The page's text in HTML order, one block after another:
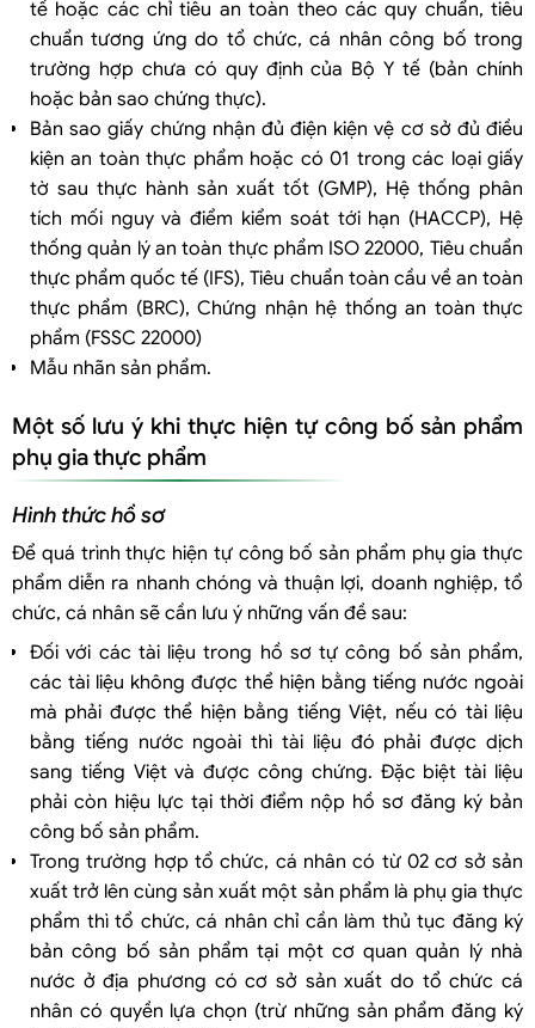
tế hoặc các chỉ tiêu an toàn theo các quy chuẩn, tiêu
chuẩn tương ứng do tổ chức, cá nhân công bố trong
trường hợp chưa có quy định của Bộ Y tế (bản chính
hoặc bản sao chứng thực).
Bản sao giấy chứng nhận đủ điện kiện vệ cơ sở đủ điều
kiện an toàn thực phẩm hoặc có 01 trong các loại giấy
tờ sau thực hành sản xuất tốt (GMP), Hệ thống phân
tích mối nguy và điểm kiểm soát tới hạn (HACCP), Hệ
thống quản lý an toàn thực phẩm ISO 22000, Tiêu chuẩn
thực phẩm quốc tế (IFS), Tiêu chuẩn toàn cầu về an toàn
thực phẩm (BRC), Chứng nhận hệ thống an toàn thực
phẩm (FSSC 22000)
Mẫu nhãn sản phẩm.
Một số lưu ý khi thực hiện tự công bố sản phẩm
phụ gia thực phẩm
Hình thức hồ sơ
Để quá trình thực hiện tự công bố sản phẩm phụ gia thực
phẩm diễn ra nhanh chóng và thuận lợi, doanh nghiệp, tổ
chức, cá nhân sẽ cần lưu ý những vấn đề sau:
Đối với các tài liệu trong hồ sơ tự công bố sản phẩm,
các tài liệu không được thể hiện bằng tiếng nước ngoài
mà phải được thể hiện bằng tiếng Việt, nếu có tài liệu
bằng tiếng nước ngoài thì tài liệu đó phải được dịch
sang tiếng Việt và được công chứng. Đặc biệt tài liệu
phải còn hiệu lực tại thời điểm nộp hồ sơ đăng ký bản
công bố sản phẩm.
Trong trường hợp tổ chức, cá nhân có từ 02 cơ sở sản
xuất trở lên cùng sản xuất một sản phẩm là phụ gia thực
phẩm thì tổ chức, cá nhân chỉ cần làm thủ tục đăng ký
bản công bố sản phẩm tại một cơ quan quản lý nhà
nước ở địa phương có cơ sở sản xuất do tổ chức cá
nhân có quyền lựa chọn (trừ những sản phẩm đăng ký